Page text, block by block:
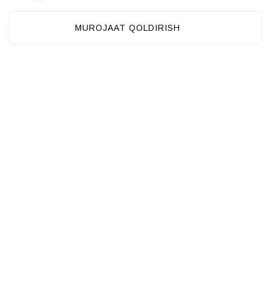
MUROJAAT QOLDIRISH